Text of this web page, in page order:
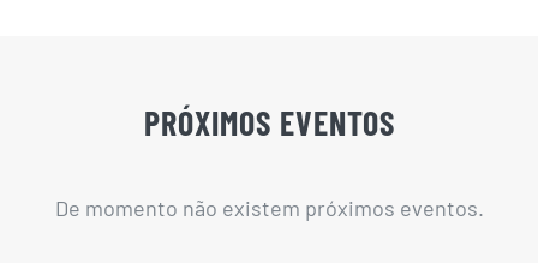
PRÓXIMOS EVENTOS
De momento não existem próximos eventos.